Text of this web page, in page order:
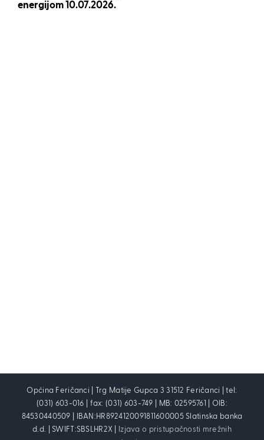
energijom 10.07.2026.
Općina Feričanci | Trg Matije Gupca 3 31512 Feričanci | tel:
(031) 603-016 | fax: (031) 603-749 | MB: 02595761 | OIB:
84530440509 | IBAN:HR8924120091811600005 Slatinska banka
d.d. | SWIFT:SBSLHR2X |
Izjava o pristupačnosti mrežnih